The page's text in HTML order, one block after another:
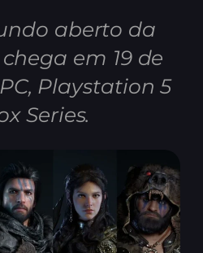
aberto da
em 19 de
Playstation 5
Series.